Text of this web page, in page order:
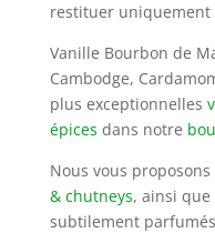
restituer uniquement
Vanille Bourbon de
Cambodge,
plus exceptionnelles
épices dans notre
Nous vous proposons
& chutneys, ainsi que
subtilement